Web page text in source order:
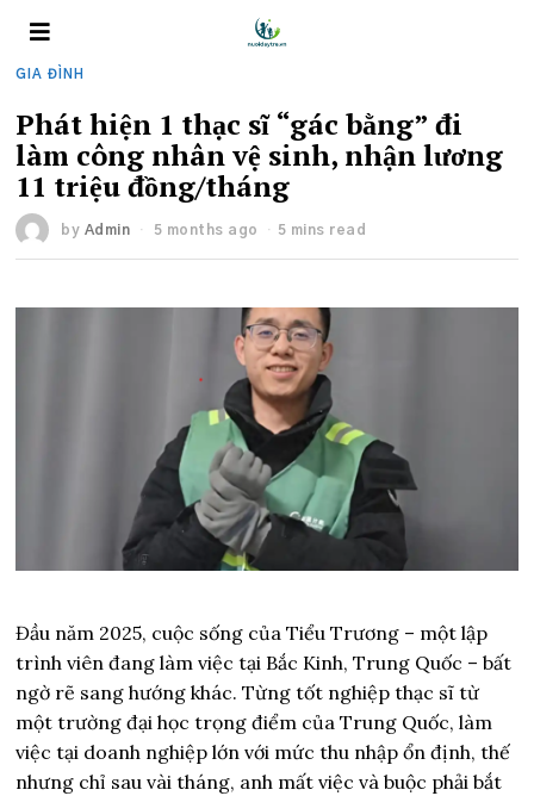
GIA ĐÌNH
Phát hiện 1 thạc sĩ “gác bằng” đi
làm công nhân vệ sinh, nhận lương
11 triệu đồng/tháng
by Admin 5 months ago 5 mins read
Đầu năm 2025, cuộc sống của Tiểu Trương – một lập
trình viên đang làm việc tại Bắc Kinh, Trung Quốc – bất
ngờ rẽ sang hướng khác. Từng tốt nghiệp thạc sĩ từ
một trường đại học trọng điểm của Trung Quốc, làm
việc tại doanh nghiệp lớn với mức thu nhập ổn định, thế
nhưng chỉ sau vài tháng, anh mất việc và buộc phải bắt